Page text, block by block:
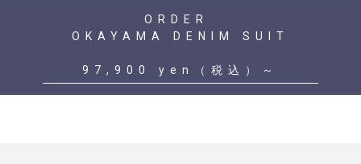
ORDER
OKAYAMA DENIM SUIT
97,900 yen（税込）～